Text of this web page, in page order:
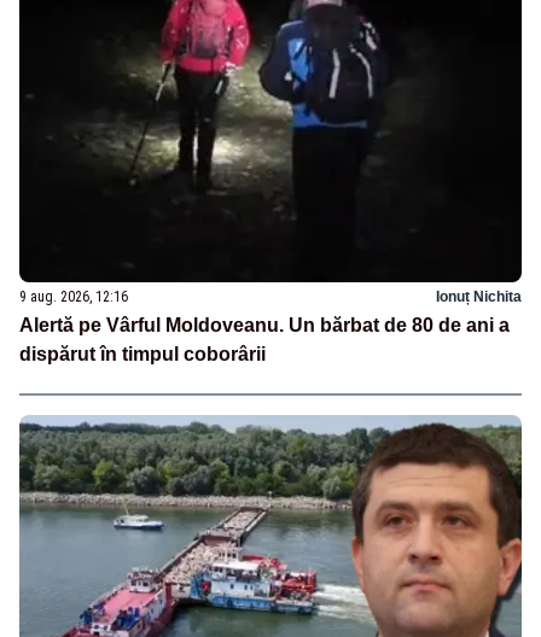
9 aug. 2026, 12:16 Ionuț Nichita
Alertă pe Vârful Moldoveanu. Un bărbat de 80 de ani a
dispărut în timpul coborârii